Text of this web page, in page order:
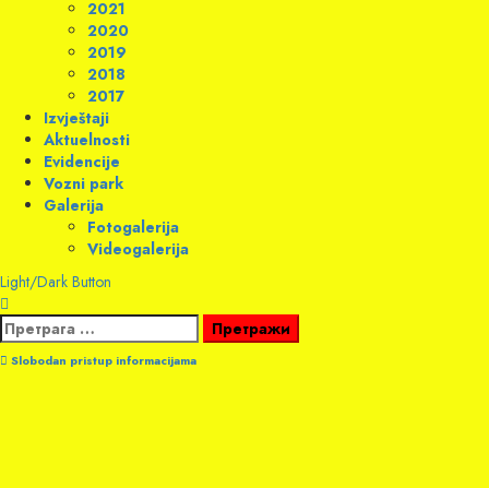
2021
2020
2019
2018
2017
Izvještaji
Aktuelnosti
Evidencije
Vozni park
Galerija
Fotogalerija
Videogalerija
Light/Dark Button
Претрага
за:
Slobodan pristup informacijama